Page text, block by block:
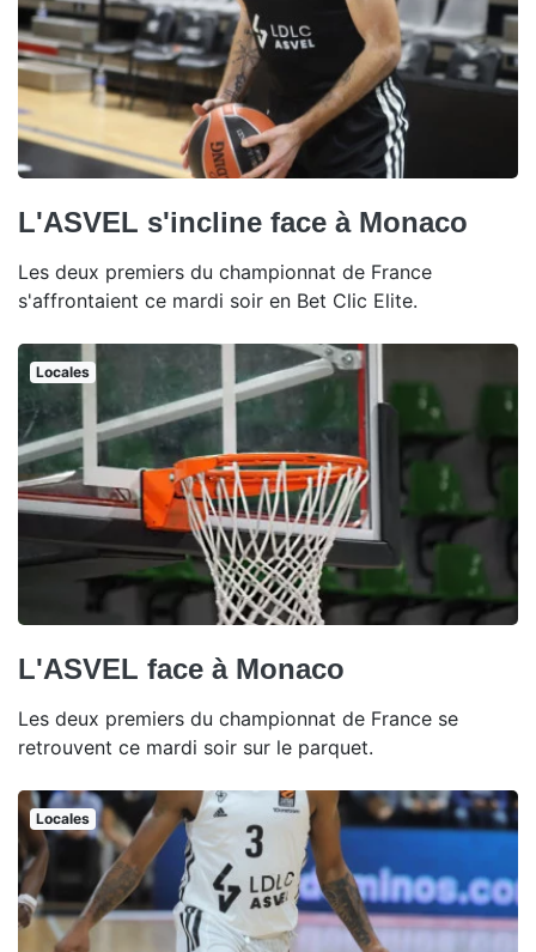
L'ASVEL s'incline face à Monaco
Les deux premiers du championnat de France
s'affrontaient ce mardi soir en Bet Clic Elite.
Locales
L'ASVEL face à Monaco
Les deux premiers du championnat de France se
retrouvent ce mardi soir sur le parquet.
Locales